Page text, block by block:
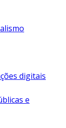
digitais
e